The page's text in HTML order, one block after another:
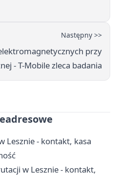
Następny >>
przy
- T-Mobile zleca badania
Lesznie - kontakt, kasa
w Lesznie - kontakt,